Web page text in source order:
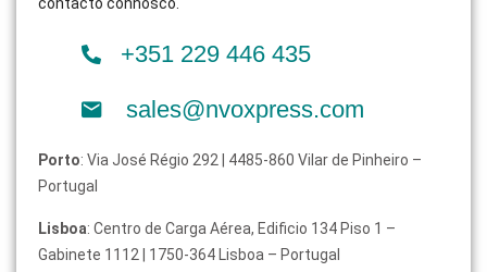
+351 229 446 435
sales@nvoxpress.com
Porto: Via José Régio 292 | 4485-860 Vilar de Pinheiro –
Portugal
Lisboa: Centro de Carga Aérea, Edificio 134 Piso 1 –
Gabinete 1112 | 1750-364 Lisboa – Portugal